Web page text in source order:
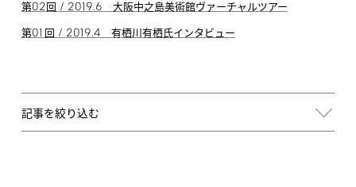
第02 回 / 2019.6 大阪中之島美術館ヴァーチャルツアー
第01 回 / 2019.4 有栖川有栖氏インタビュー
記事を絞り込む